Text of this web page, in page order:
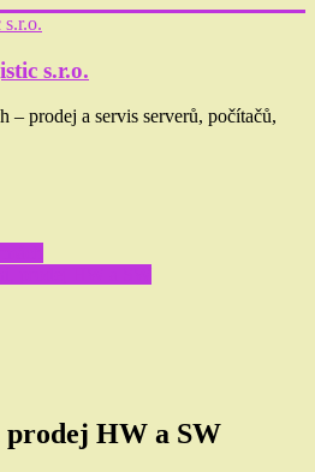
s.r.o.
– prodej a servis serverů, počítačů,
prodej HW a SW